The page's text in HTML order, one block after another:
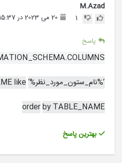
M.Azad
1 20 می 2023 در 15:37
پاسخ
like
‘%نام_ستون_مورد_نظر%’
orderby TABLE_NAME
بهترین پاسخ